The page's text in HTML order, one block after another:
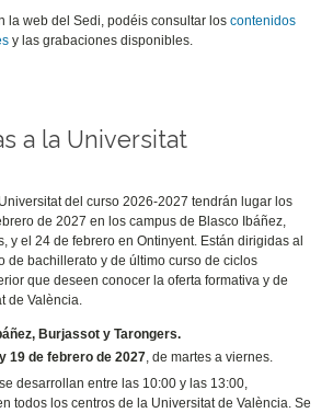
la web del Sedi, podéis consultar loscontenidos
y las grabaciones disponibles.
a la Universitat
del curso 2026-2027 tendrán lugar los
de 2027 en los campus de Blasco Ibáñez,
y el 24 de febrero en Ontinyent. Están dirigidas al
de bachillerato y de último curso de ciclos
que deseen conocer la oferta formativa y de
de València.
Burjassot y Tarongers.
19 de febrero de 2027, de martes a viernes.
desarrollan entre las 10:00 y las 13:00,
todos los centros de la Universitat de València. Se